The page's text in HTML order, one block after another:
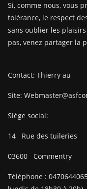
Si, comme nous, vous
tolérance, le respect
sans oublier les
pas, venez partager la
Contact: Thierry
Site:
Siège social:
14 Rue des tuileries
03600 Commentry
Téléphone :